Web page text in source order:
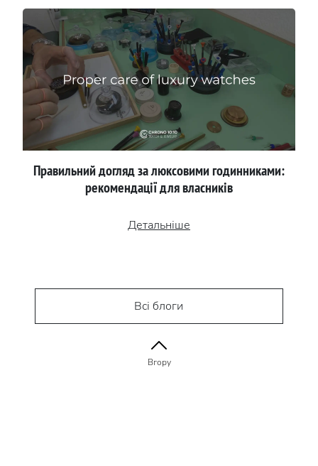
Правильний догляд за люксовими годинниками:
рекомендації для власників
Детальніше
Всі блоги
Вгору